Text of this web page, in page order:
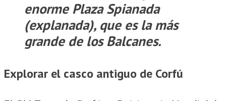
enorme Plaza Spianada
(explanada), que es la más
grande de los Balcanes.
Explorar el casco antiguo de Corfú